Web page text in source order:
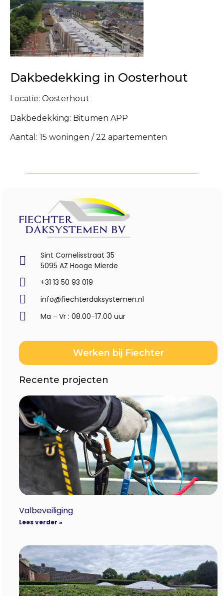
Dakbedekking in Oosterhout
Locatie: Oosterhout
Dakbedekking: Bitumen APP
Aantal: 15 woningen / 22 apartementen
Sint Cornelisstraat 35
5095 AZ Hooge Mierde
+31 13 50 93 019
info@fiechterdaksystemen.nl
Ma - Vr : 08.00-17.00 uur
Werken bij Fiechter
Recente projecten
Valbeveiliging
Lees verder »